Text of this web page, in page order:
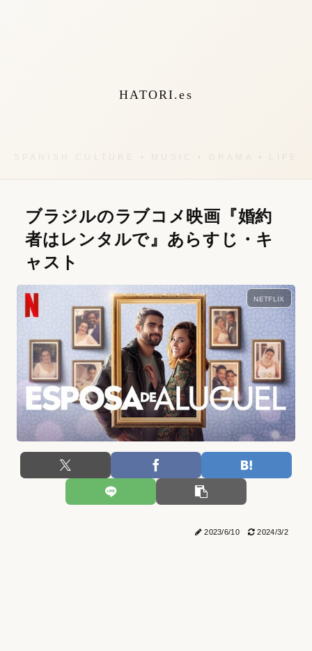
HATORI.es
ブラジルのラブコメ映画『婚約
者はレンタルで』あらすじ・キ
ャスト
NETFLIX
2023/6/10 2024/3/2